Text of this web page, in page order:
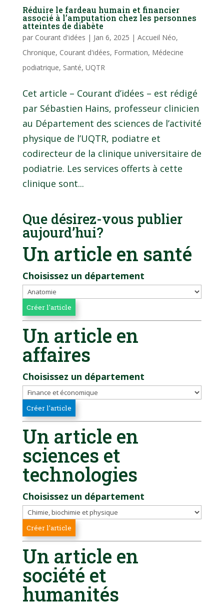
Réduire le fardeau humain et financier
associé à l’amputation chez les personnes
atteintes de diabète
par Courant d'idées | Jan 6, 2025 | Accueil Néo,
Chronique, Courant d'idées, Formation, Médecine
podiatrique, Santé, UQTR
Cet article – Courant d’idées – est rédigé
par Sébastien Hains, professeur clinicien
au Département des sciences de l’activité
physique de l’UQTR, podiatre et
codirecteur de la clinique universitaire de
podiatrie. Les services offerts à cette
clinique sont...
Que désirez-vous publier
aujourd’hui?
Un article en santé
Choisissez un département
Un article en
affaires
Choisissez un département
Un article en
sciences et
technologies
Choisissez un département
Un article en
société et
humanités